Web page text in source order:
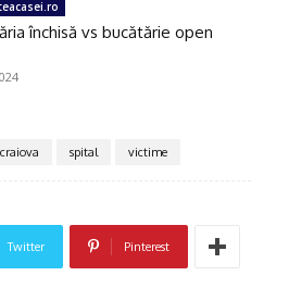
închisă vs bucătărie open
craiova spital victime
Twitter Pinterest